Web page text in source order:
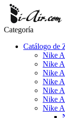
Categoría
Catálogo de
Nike
Nike
Nike
Nike
Nike
Nike
Nike